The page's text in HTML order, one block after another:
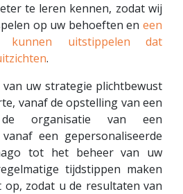
te leren kennen, zodat wij
op uw behoeften en een
kunnen uitstippelen dat
.
uw strategie plichtbewust
vanaf de opstelling van een
organisatie van een
een gepersonaliseerde
tot het beheer van uw
tijdstippen maken
zodat u de resultaten van